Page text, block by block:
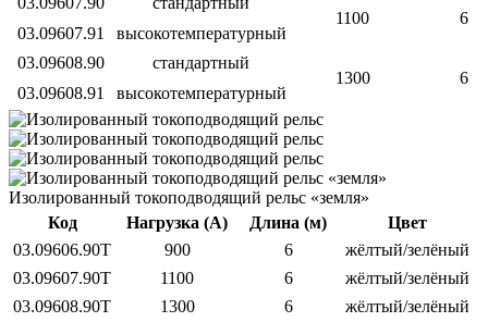
1100
6
03.09607.91
высокотемпературный
03.09608.90
стандартный
1300
6
03.09608.91
высокотемпературный
Изолированный токоподводящий рельс «земля»
Код
Нагрузка (А) Длина (м)
Цвет
03.09606.90T
900 6
жёлтый/зелёный
03.09607.90T
1100 6
жёлтый/зелёный
03.09608.90T
1300 6
жёлтый/зелёный